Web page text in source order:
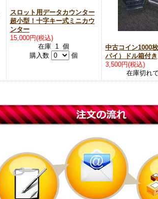
スロット用データカウンター
超小型！十字キー式ミニカウ
ンター
15,000円(税込)
在庫 1 個
購入数
個
中古コイン1000
パイ）ドル箱付き
3,500円(税込)
在庫切れ